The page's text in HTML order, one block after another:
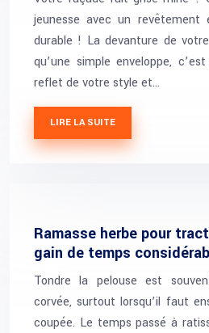
jeunesse avec un revêtement
durable ! La devanture de
qu’une simple enveloppe,
reflet de votre style et…
LIRE LA SUITE
Ramasse herbe pour
gain de temps
Tondre la pelouse est
corvée, surtout lorsqu’il faut
coupée. Le temps passé à